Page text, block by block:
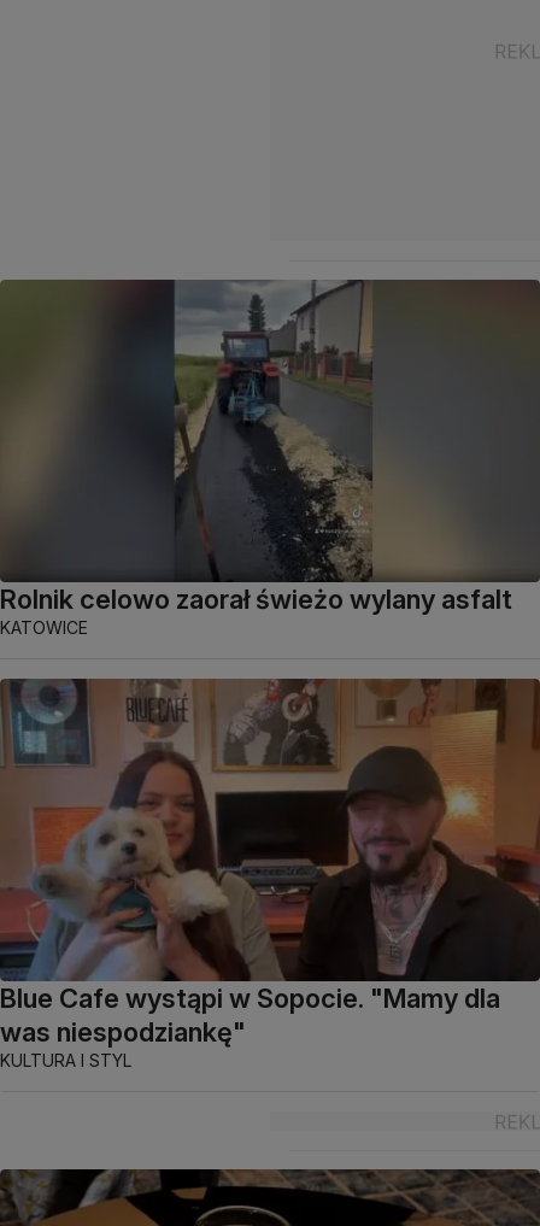
Rolnik celowo zaorał świeżo wylany asfalt
KATOWICE
Blue Cafe wystąpi w Sopocie. "Mamy dla
was niespodziankę"
KULTURA I STYL